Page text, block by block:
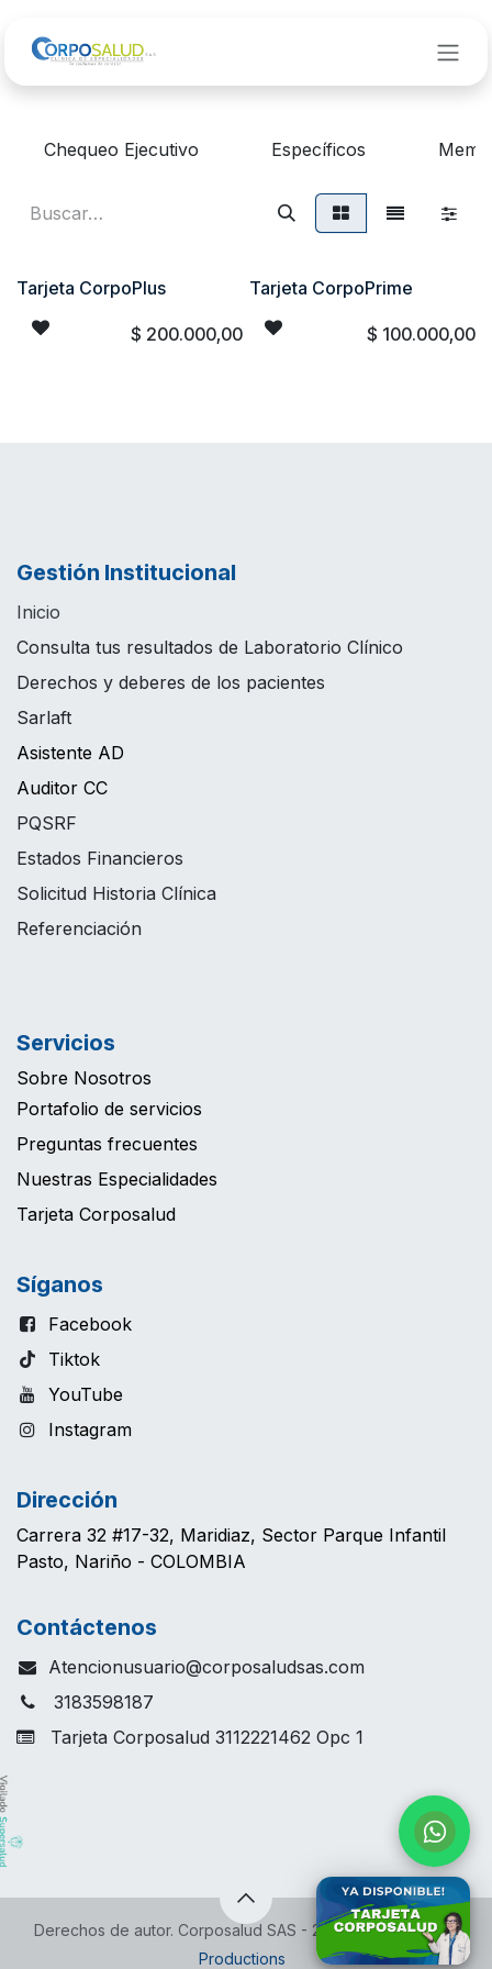
Chequeo Ejecutivo Específicos
Recomendado
Tarjeta CorpoPlus
$ 200.000,00 Recomendado
Tarjeta CorpoPrime
$ 100.000,00
Gestión Institucional
Inicio
Consulta tus resultados de Laboratorio Clínico
Derechos y deberes de los pacientes
Sarlaft
Asistente AD
Auditor CC
PQSRF
Estados Financieros
Solicitud Historia Clínica
Referenciación
Servicios
Sobre Nosotros
Portafolio de servicios
Preguntas frecuentes
Nuestras Especialidades
Tarjeta Corposalud
Síganos
Facebook
Tiktok
YouTube
Instagram
Dirección
Carrera 32 #17-32, Maridiaz, Sector Parque Infantil
Pasto, Nariño - COLOMBIA
Contáctenos
Atencionusuario@corposaludsas.com
3183598187
Tarjeta Corposalud 3112221462 Opc 1
​Derechos de autor. Corposalud SAS - 2026 -Colab/ Vibes
Productions